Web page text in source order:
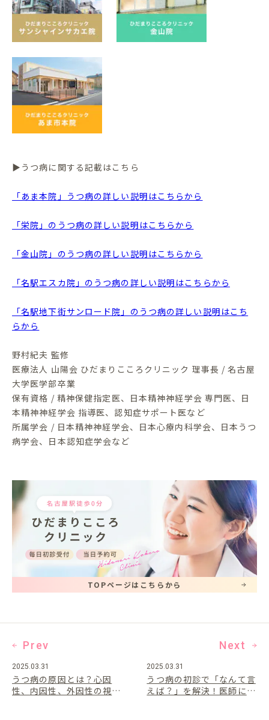
▶うつ病に関する記載はこちら
「あま本院」うつ病の詳しい説明はこちらから
「栄院」のうつ病の詳しい説明はこちらから
「金山院」のうつ病の詳しい説明はこちらから
「名駅エスカ院」のうつ病の詳しい説明はこちらから
「名駅地下街サンロード院」のうつ病の詳しい説明はこち
らから
野村紀夫 監修
医療法人 山陽会 ひだまりこころクリニック 理事長 / 名古屋
大学医学部卒業
保有資格 / 精神保健指定医、日本精神神経学会 専門医、日
本精神神経学会 指導医、認知症サポート医など
所属学会 / 日本精神神経学会、日本心療内科学会、日本うつ
病学会、日本認知症学会など
TOPページはこちらから
Prev
2025.03.31
うつ病の原因とは？心因
性、内因性、外因性の視点
Next
2025.03.31
うつ病の初診で「なんて言
えば？」を解決！医師に伝